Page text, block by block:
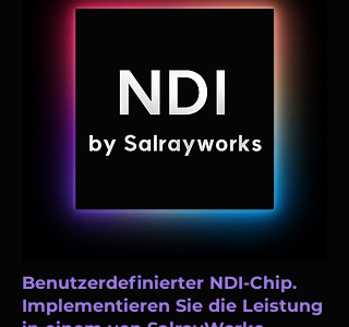
Benutzerdefinierter NDI-Chip.
Implementieren Sie die Leistung